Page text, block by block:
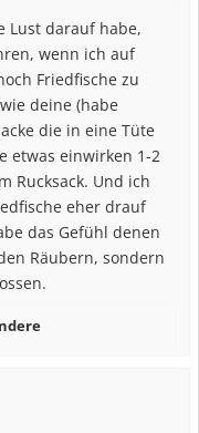
ich nicht so recht
bleibe oder nochmal
Lust darauf habe,
wenn ich auf
Friedfische zu
deine (habe
die in eine Tüte
etwas einwirken 1-2
Rucksack. Und ich
eher drauf
das Gefühl denen
Räubern, sondern